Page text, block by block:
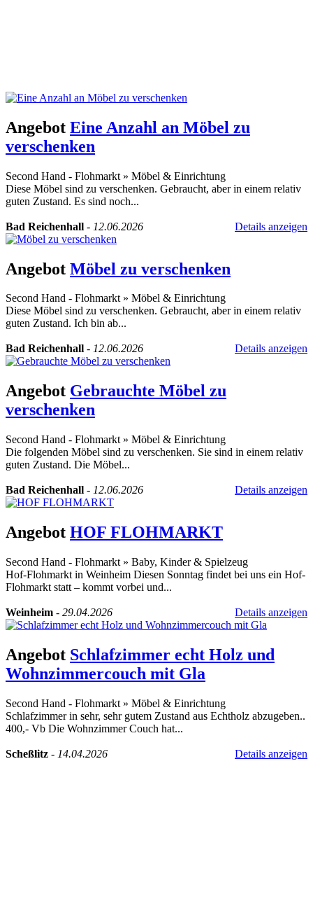
Angebot Eine Anzahl an Möbel zu
verschenken
Second Hand - Flohmarkt » Möbel & Einrichtung
Diese Möbel sind zu verschenken. Gebraucht, aber in einem relativ
guten Zustand. Es sind noch...
Bad Reichenhall - 12.06.2026 Details anzeigen
Angebot Möbel zu verschenken
Second Hand - Flohmarkt » Möbel & Einrichtung
Diese Möbel sind zu verschenken. Gebraucht, aber in einem relativ
guten Zustand. Ich bin ab...
Bad Reichenhall - 12.06.2026 Details anzeigen
Angebot Gebrauchte Möbel zu
verschenken
Second Hand - Flohmarkt » Möbel & Einrichtung
Die folgenden Möbel sind zu verschenken. Sie sind in einem relativ
guten Zustand. Die Möbel...
Bad Reichenhall - 12.06.2026 Details anzeigen
Angebot HOF FLOHMARKT
Second Hand - Flohmarkt » Baby, Kinder & Spielzeug
Hof-Flohmarkt in Weinheim Diesen Sonntag findet bei uns ein Hof-
Flohmarkt statt – kommt vorbei und...
Weinheim - 29.04.2026 Details anzeigen
Angebot Schlafzimmer echt Holz und
Wohnzimmercouch mit Gla
Second Hand - Flohmarkt » Möbel & Einrichtung
Schlafzimmer in sehr, sehr gutem Zustand aus Echtholz abzugeben..
400,- Vb Die Wohnzimmer Couch hat...
Scheßlitz - 14.04.2026 Details anzeigen